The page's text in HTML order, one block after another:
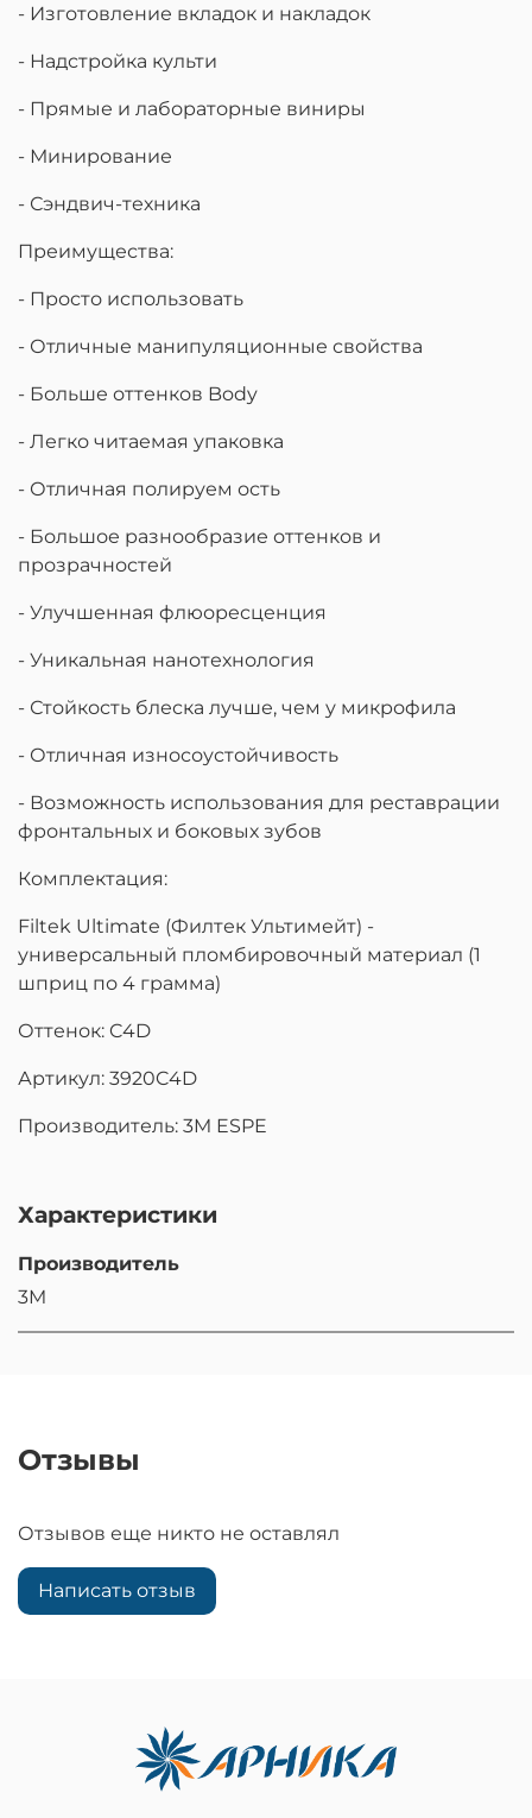
- Изготовление вкладок и накладок
- Надстройка культи
- Прямые и лабораторные виниры
- Минирование
- Сэндвич-техника
Преимущества:
- Просто использовать
- Отличные манипуляционные свойства
- Больше оттенков Body
- Легко читаемая упаковка
- Отличная полируем ость
- Большое разнообразие оттенков и
прозрачностей
- Улучшенная флюоресценция
- Уникальная нанотехнология
- Стойкость блеска лучше, чем у микрофила
- Отличная износоустойчивость
- Возможность использования для реставрации
фронтальных и боковых зубов
Комплектация:
Filtek Ultimate (Филтек Ультимейт) -
универсальный пломбировочный материал (1
шприц по 4 грамма)
Оттенок: C4D
Артикул: 3920C4D
Производитель: 3M ESPE
Характеристики
Производитель
3M
Отзывы
Отзывов еще никто не оставлял
Написать отзыв